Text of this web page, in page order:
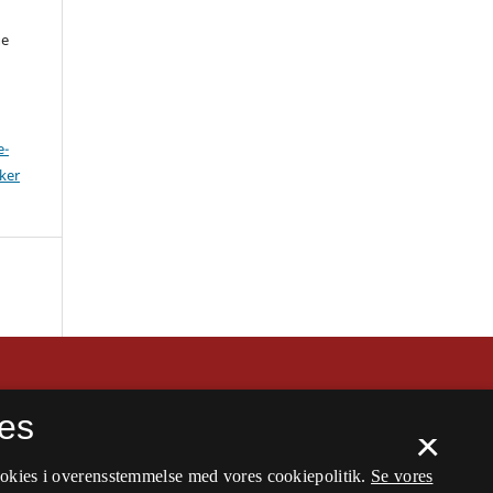
×
i overensstemmelse med vores cookiepolitik. Se vores